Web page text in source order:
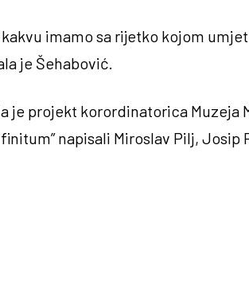
kakvu imamo sa rijetko kojom
je Šehabović.
je projekt korordinatorica
napisali Miroslav Pilj, Josip